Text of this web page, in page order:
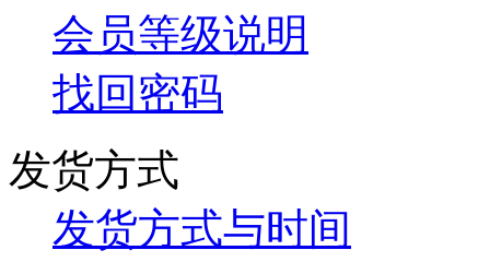
会员等级说明
找回密码
发货方式
发货方式与时间